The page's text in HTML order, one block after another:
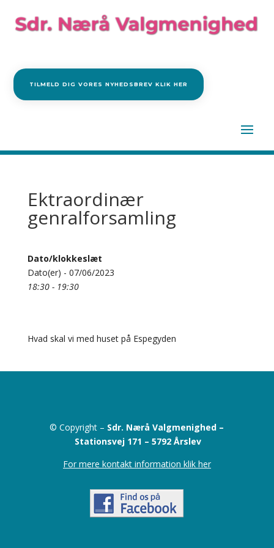
TILMELD DIG VORES NYHEDSBREV KLIK HER
Ektraordinær
genralforsamling
Dato/klokkeslæt
Dato(er) - 07/06/2023
18:30 - 19:30
Hvad skal vi med huset på Espegyden
© Copyright – Sdr. Nærå Valgmenighed –
Stationsvej 171 –5792 Årslev
For mere kontakt information klik her